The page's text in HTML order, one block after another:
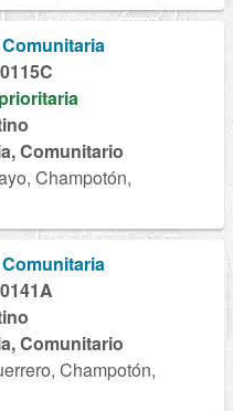
Comunitario
Champotón,
Comunitario
Champotón,